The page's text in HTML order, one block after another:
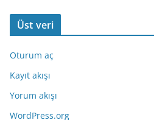
Üst veri
Oturum aç
Kayıt akışı
Yorum akışı
WordPress.org